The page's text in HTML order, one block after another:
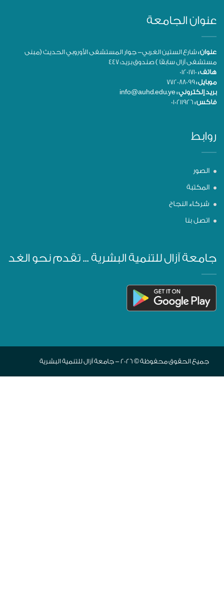
عنوان الجامعة
عنوان :شارع الستين الغربي- جوار المستشفى الأوروبي الحديث (مبنى
مستشفى آزال سابقًا ) صندوق بريد: 447
هاتف :
موبايل :
بريد إلكتروني :
فاكس :
روابط
الصور
المكتبة
شركاء النجاح
اتصل بنا
جامعة آزال للتنمية البشرية ... تقدم نحو الغد
جميع الحقوق محفوظة © 2026 - جامعة آزال للتنمية البشرية